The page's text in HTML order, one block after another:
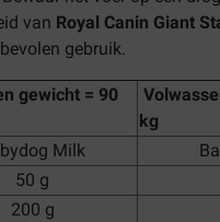
van Royal Canin Giant
gebruik.
gewicht = 90
kg
Milk
50 g
200 g